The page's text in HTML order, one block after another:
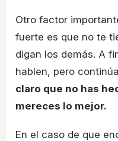
Otro factor
fuerte es que no te
digan los demás. A
hablen, pero
claro que no has
mereces lo mejor.
En el caso de que